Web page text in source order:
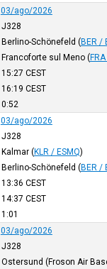
03/ago/2026
J328
Berlino-Schönefeld (BER /
Francoforte sul Meno (
15:27 CEST
16:19 CEST
0:52
03/ago/2026
J328
Kalmar (KLR / ESMQ)
Berlino-Schönefeld (BER /
13:36 CEST
14:37 CEST
1:01
03/ago/2026
J328
Ostersund (Froson Air